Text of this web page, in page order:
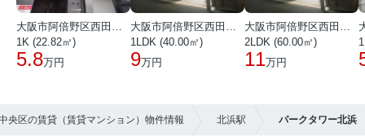
1K (22.82㎡)
5.8万円
1LDK (40.00㎡)
9万円
2LDK (60.00㎡)
11万円
央区の賃貸（賃貸マンション）物件情報 北浜駅 パークタワー北浜